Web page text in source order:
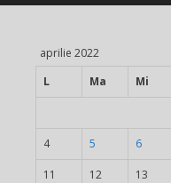
aprilie 2022
L
Ma Mi
4 5 6
11 12 13